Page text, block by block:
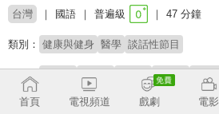
台灣 國語 普遍級 47 分鐘
類別： 健康與健身 醫學 談話性節目
來賓： 劉涵竹 羅美玲 夏乙薇 陳榮堅
主持： 徐乃麟
首頁 電視頻道 戲劇 電影